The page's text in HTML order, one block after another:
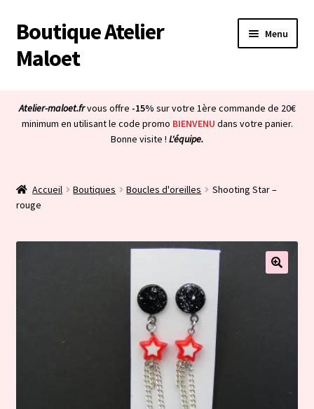
Aller
à
la
Aller
au
contenu
Boutique Atelier
Maloet
Menu
Boutique
Ouvrir
menu
À propos & CGV
enfant
Blog
le
menu
Atelier-maloet.frvous offre -15% sur votre 1ère commande de 20€
minimum en utilisant le code promo BIENVENU dans votre panier.
Bonne visite ! L'équipe.
Accueil Boutiques Boucles d'oreilles
Shooting Star –
rouge